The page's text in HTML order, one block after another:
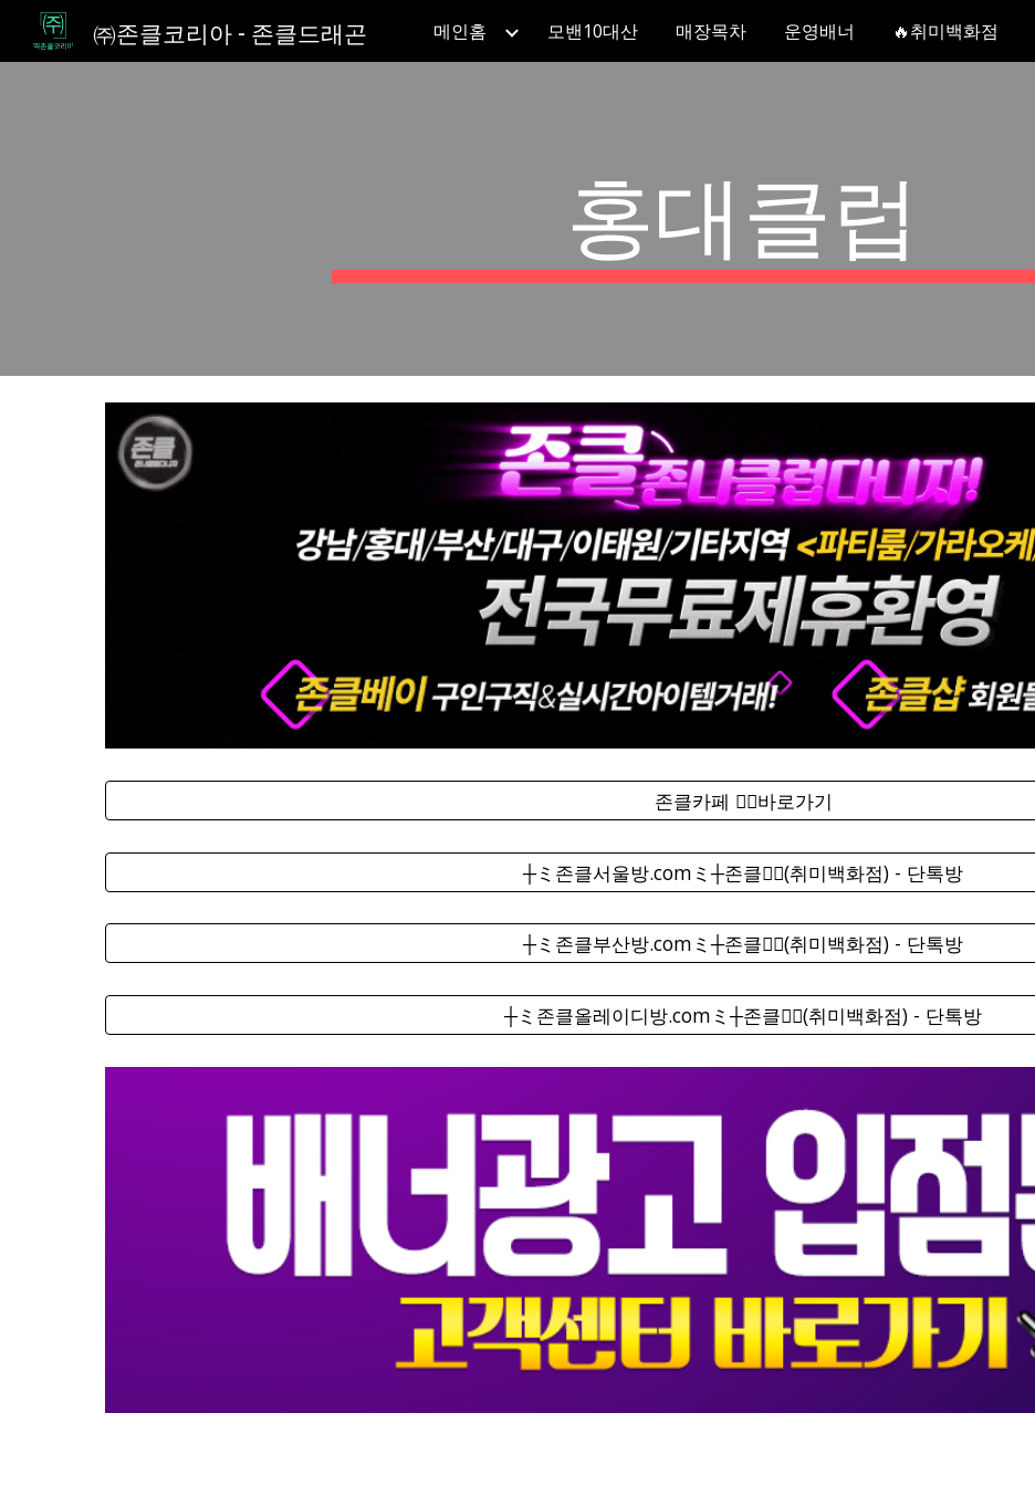
Skip to main content Skip to navigation
㈜존클코리아 - 존클드래곤 메인홈 모밴10대산 매장목차 운영배너 🔥취미백화점
홍대클럽
존클카페 ❤️‍🔥바로가기
┼ミ존클서울방.comミ┼존클❤️‍🔥(취미백화점) - 단톡방
┼ミ존클부산방.comミ┼존클❤️‍🔥(취미백화점) - 단톡방
┼ミ존클올레이디방.comミ┼존클❤️‍🔥(취미백화점) - 단톡방